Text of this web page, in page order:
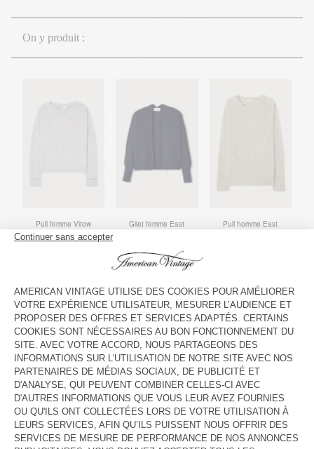
On y produit :
Pull femme Vitow Gilet femme East Pull homme East
Gilet femme Vitow Pull femme East Pull femme East
"AMV, c'est une histoire d'amour !"